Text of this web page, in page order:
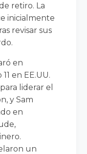
retiro. La
inicialmente
revisar sus
en
en EE.UU.
liderar el
y Sam
en
un